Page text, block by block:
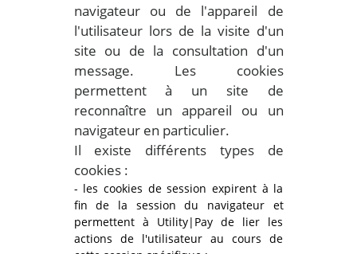
navigateur ou de l'appareil de
l'utilisateur lors de la visite d'un
site ou de la consultation d'un
message. Les cookies
permettent à un site de
reconnaître un appareil ou un
navigateur en particulier.
Il existe différents types de
cookies :
- les cookies de session expirent à la
fin de la session du navigateur et
permettent à Utility|Pay de lier les
actions de l'utilisateur au cours de